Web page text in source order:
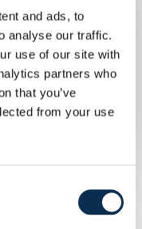
and ads, to
analyse our traffic.
use of our site with
partners who
that you’ve
from your use
échanger
dans notre